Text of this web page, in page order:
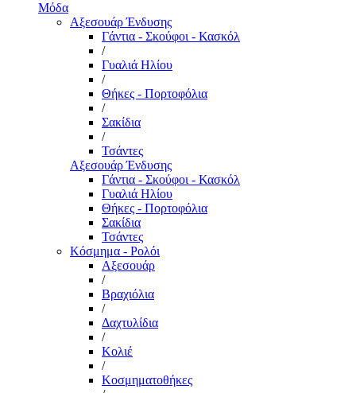
Μόδα
Αξεσουάρ Ένδυσης
Γάντια - Σκούφοι - Κασκόλ
/
Γυαλιά Ηλίου
/
Θήκες - Πορτοφόλια
/
Σακίδια
/
Τσάντες
Αξεσουάρ Ένδυσης
Γάντια - Σκούφοι - Κασκόλ
Γυαλιά Ηλίου
Θήκες - Πορτοφόλια
Σακίδια
Τσάντες
Κόσμημα - Ρολόι
Αξεσουάρ
/
Βραχιόλια
/
Δαχτυλίδια
/
Κολιέ
/
Κοσμηματοθήκες